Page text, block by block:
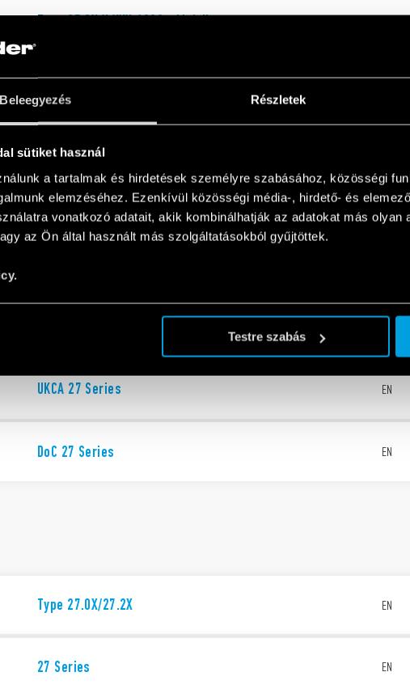
Beleegyezés Részletek
sütiket használ
a tartalmak és hirdetések személyre szabásához, közösségi
elemzéséhez. Ezenkívül közösségi média-, hirdető- és
vonatkozó adatait, akik kombinálhatják az adatokat más olyan
az Ön által használt más szolgáltatásokból gyűjtöttek.
Testre szabás
Type 27.0X.X.XXX.4000 - Multilanguage
Type 27.0x - Multilanguage EN
Lighting management
UKCA 27 Series EN
DoC 27 Series EN
Type 27.0X/27.2X EN
27 Series EN